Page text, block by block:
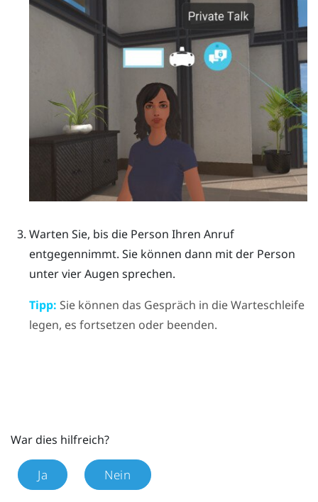
Warten Sie, bis die Person Ihren Anruf
entgegennimmt. Sie können dann mit der Person
unter vier Augen sprechen.
Tipp: Sie können das Gespräch in die Warteschleife
legen, es fortsetzen oder beenden.
War dies hilfreich?
Ja Nein